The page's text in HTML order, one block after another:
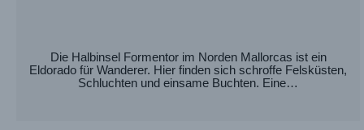
Die Halbinsel Formentor im Norden Mallorcas ist ein
Eldorado für Wanderer. Hier finden sich schroffe Felsküsten,
Schluchten und einsame Buchten. Eine…